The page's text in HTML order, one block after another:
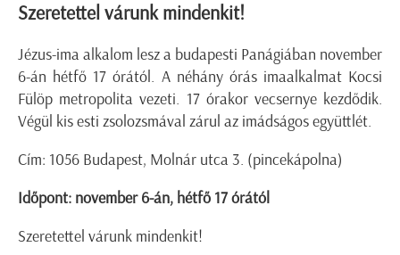
Szeretettel várunk mindenkit!
Jézus-ima alkalom lesz a budapesti Panágiában november
6-án hétfő 17 órától. A néhány órás imaalkalmat Kocsi
Fülöp metropolita vezeti. 17 órakor vecsernye kezdődik.
Végül kis esti zsolozsmával zárul az imádságos együttlét.
Cím: 1056 Budapest, Molnár utca 3. (pincekápolna)
Időpont: november 6-án, hétfő 17 órától
Szeretettel várunk mindenkit!